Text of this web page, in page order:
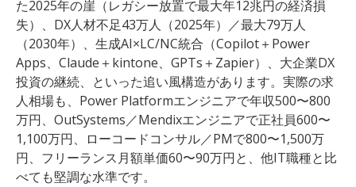
た2025年の崖（レガシー放置で最大年12兆円の経済損
失）、DX人材不足43万人（2025年）／最大79万人
（2030年）、生成AI×LC/NC統合（Copilot＋Power
Apps、Claude＋kintone、GPTs＋Zapier）、大企業DX
投資の継続、といった追い風構造があります。実際の求
人相場も、Power Platformエンジニアで年収500〜800
万円、OutSystems／Mendixエンジニアで正社員600〜
1,100万円、ローコードコンサル／PMで800〜1,500万
円、フリーランス月額単価60〜90万円と、他IT職種と比
べても堅調な水準です。